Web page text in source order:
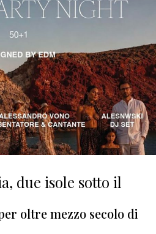
due isole sotto il
oltre mezzo secolo di